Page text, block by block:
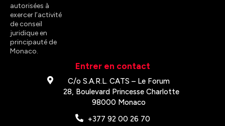
autorisées à
exercer l’activité
de conseil
juridique en
principauté de
Monaco.
Entrer en contact
C/o S.A.R.L. CATS – Le Forum
28, Boulevard Princesse Charlotte
98000 Monaco
+377 92 00 26 70